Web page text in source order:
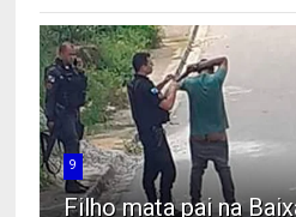
9
Filho mata pai na